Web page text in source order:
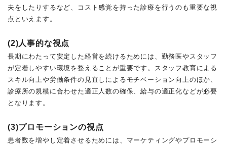
夫をしたりするなど、コスト感覚を持った診療を行うのも重要な視
点といえます。
(2)人事的な視点
長期にわたって安定した経営を続けるためには、勤務医やスタッフ
が定着しやすい環境を整えることが重要です。スタッフ教育による
スキル向上や労働条件の見直しによるモチベーション向上のほか、
診療所の規模に合わせた適正人数の確保、給与の適正化などが必要
となります。
(3)プロモーションの視点
患者数を増やし定着させるためには、マーケティングやプロモーシ